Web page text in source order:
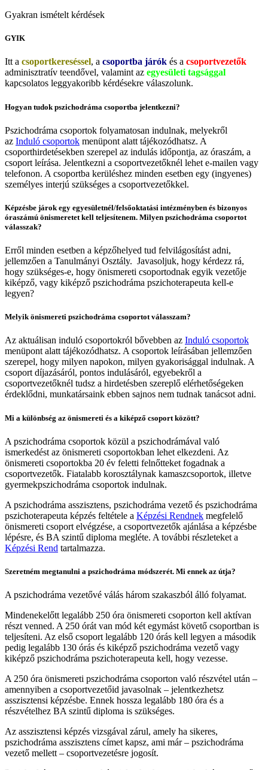
Gyakran ismételt kérdések
GYIK
Itt a csoportkereséssel, a csoportba járók és a csoportvezetők
adminisztratív teendővel, valamint az egyesületi tagsággal
kapcsolatos leggyakoribb kérdésekre válaszolunk.
Hogyan tudok pszichodráma csoportba jelentkezni?
Pszichodráma csoportok folyamatosan indulnak, melyekről
az Induló csoportok menüpont alatt tájékozódhatsz. A
csoporthirdetésekben szerepel az indulás időpontja, az óraszám, a
csoport leírása. Jelentkezni a csoportvezetőknél lehet e-mailen vagy
telefonon. A csoportba kerüléshez minden esetben egy (ingyenes)
személyes interjú szükséges a csoportvezetőkkel.
Képzésbe járok egy egyesületnél/felsőoktatási intézményben és bizonyos
óraszámú önismeretet kell teljesítenem. Milyen pszichodráma csoportot
válasszak?
Erről minden esetben a képzőhelyed tud felvilágosítást adni,
jellemzően a Tanulmányi Osztály. Javasoljuk, hogy kérdezz rá,
hogy szükséges-e, hogy önismereti csoportodnak egyik vezetője
kiképző, vagy kiképző pszichodráma pszichoterapeuta kell-e
legyen?
Melyik önismereti pszichodráma csoportot válasszam?
Az aktuálisan induló csoportokról bővebben az Induló csoportok
menüpont alatt tájékozódhatsz. A csoportok leírásában jellemzően
szerepel, hogy milyen napokon, milyen gyakorisággal indulnak. A
csoport díjazásáról, pontos indulásáról, egyebekről a
csoportvezetőknél tudsz a hirdetésben szereplő elérhetőségeken
érdeklődni, munkatársaink ebben sajnos nem tudnak tanácsot adni.
Mi a különbség az önismereti és a kiképző csoport között?
A pszichodráma csoportok közül a pszichodrámával való
ismerkedést az önismereti csoportokban lehet elkezdeni. Az
önismereti csoportokba 20 év feletti felnőtteket fogadnak a
csoportvezetők. Fiatalabb korosztálynak kamaszcsoportok, illetve
gyermekpszichodráma csoportok indulnak.
A pszichodráma asszisztens, pszichodráma vezető és pszichodráma
pszichoterapeuta képzés feltétele a Képzési Rendnek megfelelő
önismereti csoport elvégzése, a csoportvezetők ajánlása a képzésbe
lépésre, és BA szintű diploma megléte. A további részleteket a
Képzési Rend tartalmazza.
Szeretném megtanulni a pszichodráma módszerét. Mi ennek az útja?
A pszichodráma vezetővé válás három szakaszból álló folyamat.
Mindenekelőtt legalább 250 óra önismereti csoporton kell aktívan
részt venned. A 250 órát van mód két egymást követő csoportban is
teljesíteni. Az első csoport legalább 120 órás kell legyen a második
pedig legalább 130 órás és kiképző pszichodráma vezető vagy
kiképző pszichodráma pszichoterapeuta kell, hogy vezesse.
A 250 óra önismereti pszichodráma csoporton való részvétel után –
amennyiben a csoportvezetőid javasolnak – jelentkezhetsz
asszisztensi képzésbe. Ennek hossza legalább 180 óra és a
részvételhez BA szintű diploma is szükséges.
Az asszisztensi képzés vizsgával zárul, amely ha sikeres,
pszichodráma asszisztens címet kapsz, ami már – pszichodráma
vezető mellett – csoportvezetésre jogosít.